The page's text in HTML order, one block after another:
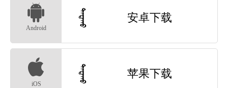

Android
 安卓下载

iOS
 苹果下载